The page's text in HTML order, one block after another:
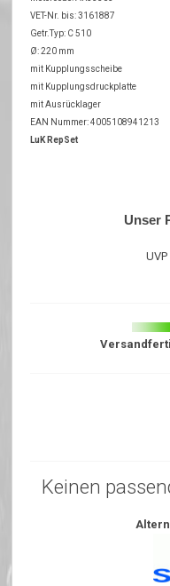
VET-Nr. bis: 3161887
Getr.Typ: C 510
Ø: 220 mm
mit Kupplungsscheibe
mit Kupplungsdruckplatte
mit Ausrücklager
EAN Nummer: 4005108941213
LuK RepSet
Unser
Keinen